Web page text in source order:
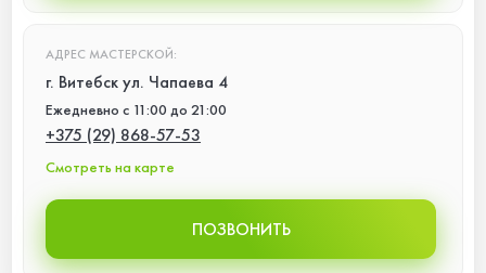
АДРЕС МАСТЕРСКОЙ:
г. Витебск ул. Чапаева 4
Ежедневно с 11:00 до 21:00
+375 (29) 868-57-53
Смотреть на карте
ПОЗВОНИТЬ